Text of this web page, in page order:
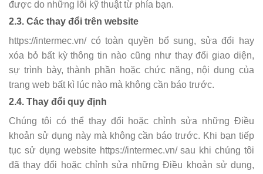
được do những lỗi kỹ thuật từ phía bạn.
2.3. Các thay đổi trên website
https://intermec.vn/ có toàn quyền bổ sung, sửa đổi hay
xóa bỏ bất kỳ thông tin nào cũng như thay đổi giao diện,
sự trình bày, thành phần hoặc chức năng, nội dung của
trang web bất kì lúc nào mà không cần báo trước.
2.4. Thay đổi quy định
Chúng tôi có thể thay đổi hoặc chỉnh sửa những Điều
khoản sử dụng này mà không cần báo trước. Khi bạn tiếp
tục sử dụng website https://intermec.vn/ sau khi chúng tôi
đã thay đổi hoặc chỉnh sửa những Điều khoản sử dụng,